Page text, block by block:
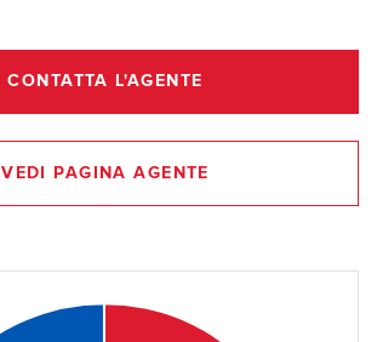
CONTATTA L'AGENTE
VEDI PAGINA AGENTE